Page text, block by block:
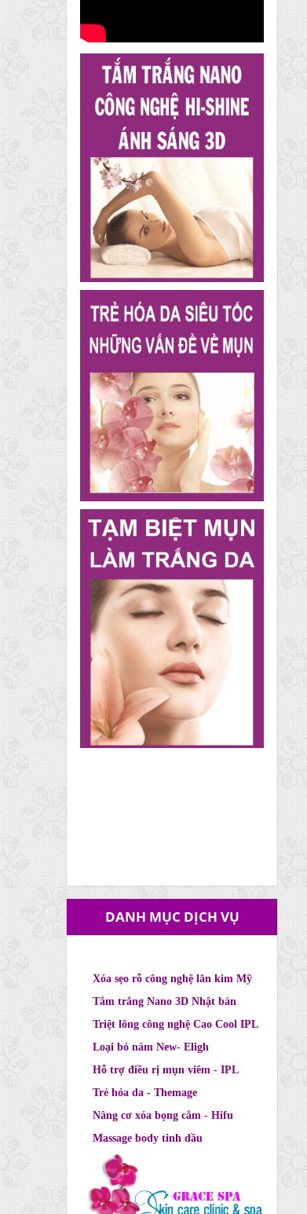
DANH MỤC DỊCH VỤ
Xóa sẹo rỗ công nghệ lăn kim Mỹ
Tắm trắng Nano 3D Nhật bản
Triệt lông công nghệ Cao Cool IPL
Loại bỏ nám New- Eligh
Hỗ trợ điều rị mụn viêm - IPL
Trẻ hóa da - Themage
Nâng cơ xóa bọng cằm - Hifu
Massage body tinh dầu